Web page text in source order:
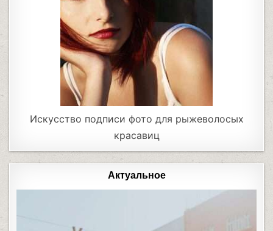
Искусство подписи фото для рыжеволосых
красавиц
Актуальное